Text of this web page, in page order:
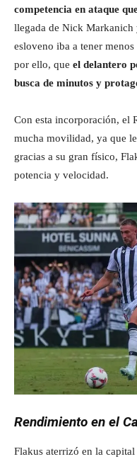
competencia en ataque
llegada de Nick Markanich
esloveno iba a tener
por ello, que el delantero
busca de minutos y
Con esta incorporación, el
mucha movilidad, ya que
gracias a su gran físico,
potencia y velocidad.
Rendimiento en el
Flakus aterrizó en la